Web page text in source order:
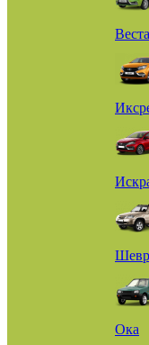
Веста
Ока